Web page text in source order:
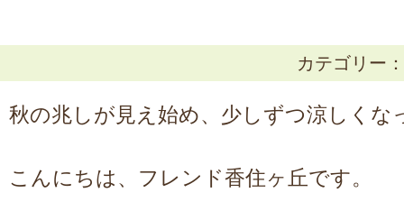
カテゴリ
秋の兆しが見え始め、少しずつ涼しくな
こんにちは、フレンド香住ヶ丘です。